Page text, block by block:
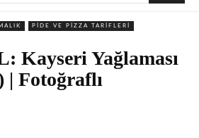
PIDE VE PIZZA TARIFLERI
Kayseri Yağlaması
Fotoğraflı